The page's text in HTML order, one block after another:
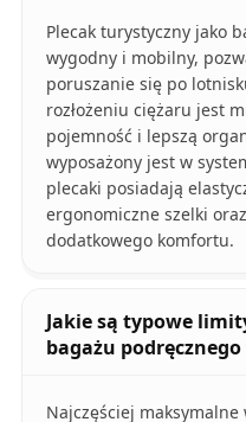
Plecak turystyczny jako
wygodny i mobilny,
poruszanie się po
rozłożeniu ciężaru jest
pojemność i lepszą
wyposażony jest w
plecaki posiadają
ergonomiczne szelki
dodatkowego komfortu.
Jakie są typowe
bagażu
Najczęściej